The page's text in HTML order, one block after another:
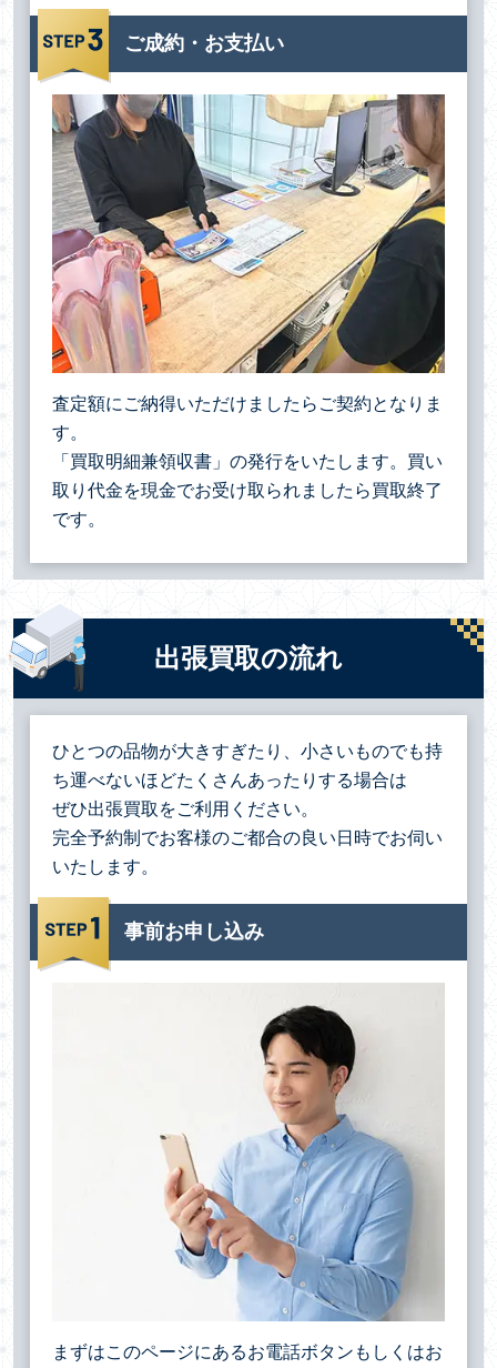
ご成約・お支払い
査定額にご納得いただけましたらご契約となりま
す。
「買取明細兼領収書」の発行をいたします。買い
取り代金を現金でお受け取られましたら買取終了
です。
出張買取の流れ
ひとつの品物が大きすぎたり、小さいものでも持
ち運べないほどたくさんあったりする場合は
ぜひ出張買取をご利用ください。
完全予約制でお客様のご都合の良い日時でお伺い
いたします。
事前お申し込み
まずはこのページにあるお電話ボタンもしくはお